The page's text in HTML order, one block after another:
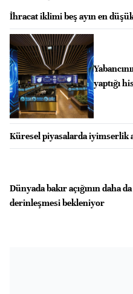
İhracat iklimi beş ayın en
yaptığı
Küresel piyasalarda iyimserlik
Dünyada bakır açığının daha da
derinleşmesi bekleniyor